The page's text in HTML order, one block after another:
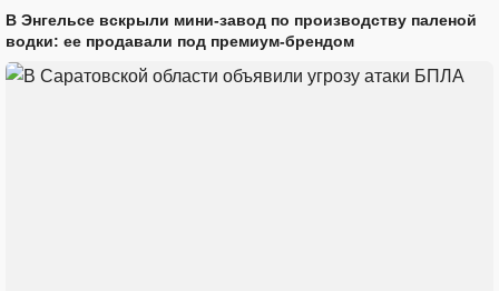
В Энгельсе вскрыли мини-завод по производству паленой
водки: ее продавали под премиум-брендом